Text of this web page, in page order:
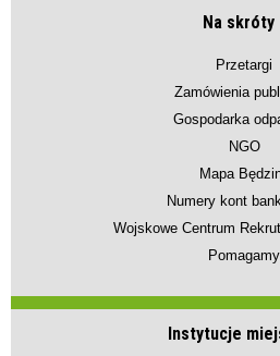
Na skróty
Przetargi
Zamówienia
Gospodarka
NGO
Mapa
Numery kont
Wojskowe Centrum
Pomagamy
Instytucje